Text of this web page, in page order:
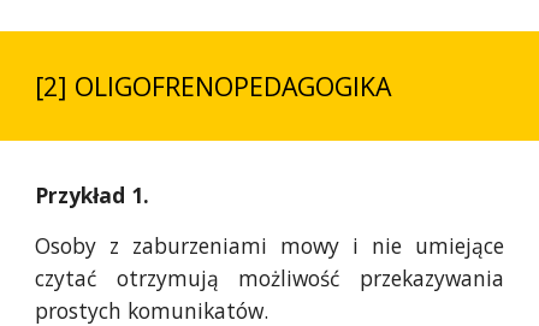
[2] OLIGOFRENOPEDAGOGIKA
Przykład 1.
Osoby z zaburzeniami mowy i nie umiejące
czytać otrzymują możliwość przekazywania
prostych komunikatów.